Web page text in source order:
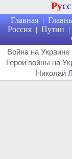
Ру
Главная |
Россия | Путин |
Война на Украине
Герои войны на
Николай